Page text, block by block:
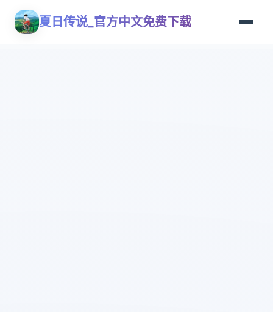
夏日传说_官方中文免费下载